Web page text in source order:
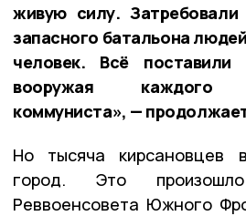
живую силу. Затребовали
запасного батальона
человек. Всё
вооружая каждого
коммуниста», —
Но тысяча кирсановцев
город. Это
Реввоенсовета Южного